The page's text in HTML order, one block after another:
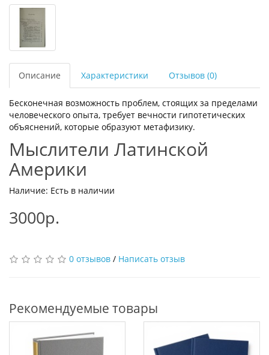
Описание Характеристики Отзывов (0)
Бесконечная возможность проблем, стоящих за пределами
человеческого опыта, требует вечности гипотетических
объяснений, которые образуют метафизику.
Мыслители Латинской
Америки
Наличие: Есть в наличии
3000р.
0 отзывов / Написать отзыв
Рекомендуемые товары